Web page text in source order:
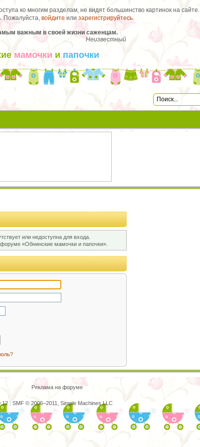
ко многим разделам, не видят большинство картинок на сайте.
. Пожалуйста, войдите илизарегистрируйтесь.
важным в своей жизни саженцам.
Неизвестный
мамочки ипапочки
или недоступна для входа.
«Обнинские мамочки и папочки».
Реклама на форуме
| SMF © 2006–2011, Simple Machines LLC